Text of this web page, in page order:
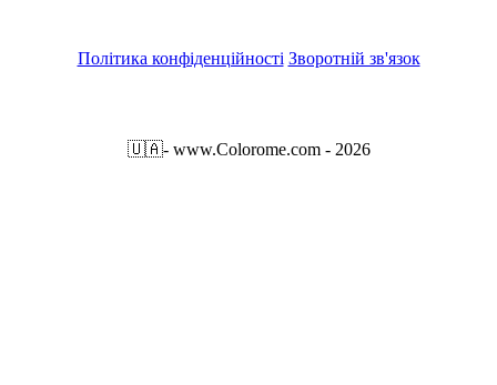
Політика конфіденційності Зворотній зв'язок
🇺🇦- www.Colorome.com - 2026